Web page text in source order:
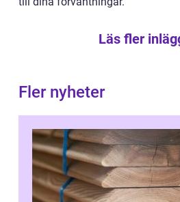
Läs fler
Fler nyheter